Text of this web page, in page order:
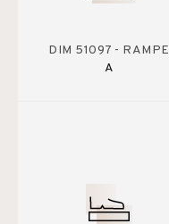
DIM 51097 - RAMPE
A